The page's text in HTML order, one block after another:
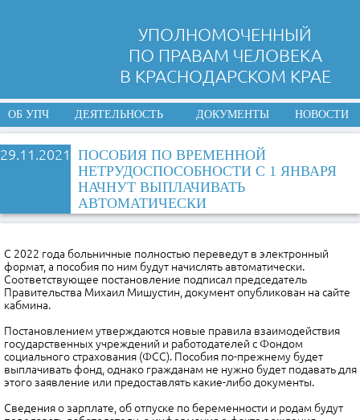
УПОЛНОМОЧЕННЫЙ
ПО ПРАВАМ ЧЕЛОВЕКА
В КРАСНОДАРСКОМ КРАЕ
ОБ УПЧ ДЕЯТЕЛЬНОСТЬ ДОКУМЕНТЫ НОВОСТИ
29.11.2021 ПОСОБИЯ ПО ВРЕМЕННОЙ
НЕТРУДОСПОСОБНОСТИ С 1 ЯНВАРЯ
НАЧНУТ ВЫПЛАЧИВАТЬ
АВТОМАТИЧЕСКИ
С 2022 года больничные полностью переведут в электронный
формат, а пособия по ним будут начислять автоматически.
Соответствующее постановление подписал председатель
Правительства Михаил Мишустин, документ опубликован на сайте
кабмина.
Постановлением утверждаются новые правила взаимодействия
государственных учреждений и работодателей с Фондом
социального страхования (ФСС). Пособия по-прежнему будет
выплачивать фонд, однако гражданам не нужно будет подавать для
этого заявление или предоставлять какие-либо документы.
Сведения о зарплате, об отпуске по беременности и родам будут